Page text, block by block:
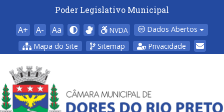
Poder Legislativo Municipal
A+ A- Aa NVDA
Dados Abertos
Mapa do Site
Sitemap Privacidade